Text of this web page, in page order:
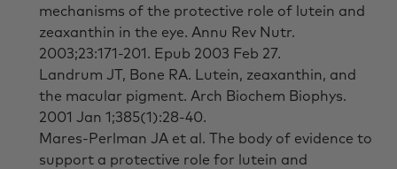
mechanisms of the protective role of lutein and
zeaxanthin in the eye. Annu Rev Nutr.
2003;23:171-201. Epub 2003 Feb 27.
Landrum JT, Bone RA. Lutein, zeaxanthin, and
the macular pigment. Arch Biochem Biophys.
2001 Jan 1;385(1):28-40.
Mares-Perlman JA et al. The body of evidence to
support a protective role for lutein and